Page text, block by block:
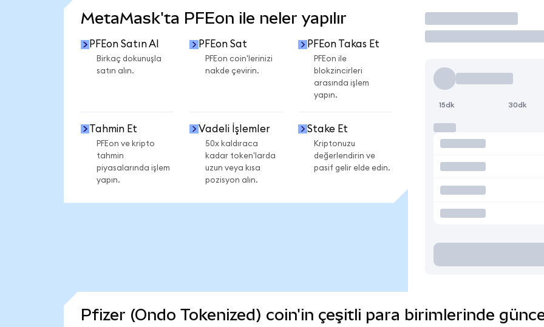
MetaMask'ta PFEon ile neler yapılır
PFEon Satın Al
Birkaç dokunuşla
satın alın.
PFEon Sat
PFEon coin'lerinizi
nakde çevirin.
PFEon Takas Et
PFEon ile
blokzincirleri
arasında işlem
yapın.
Tahmin Et
PFEon ve kripto
tahmin
piyasalarında işlem
yapın.
Vadeli İşlemler
50x kaldıraca
kadar token'larda
uzun veya kısa
pozisyon alın.
Stake Et
Kriptonuzu
değerlendirin ve
pasif gelir elde edin.
İşlem Yap
15dk 30dk
Pfizer (Ondo Tokenized) coin'in çeşitli para birimlerinde